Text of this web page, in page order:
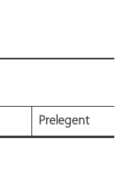
Prelegent